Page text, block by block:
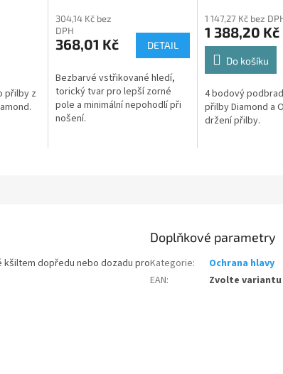
přilby z
304,14 Kč bez
DPH
368,01 Kč DETAIL
Bezbarvé vstřikované hledí,
torický tvar pro lepší zorné
pole a minimální nepohodlí při
nošení.
1 147,27 Kč bez
1 388,20 Kč
Do košíku
4 bodový
přilby Diamond a
držení přilby.
dopředu nebo dozadu pro
Doplňkové parametry
Kategorie:
Ochrana hlavy
EAN: Zvolte variantu